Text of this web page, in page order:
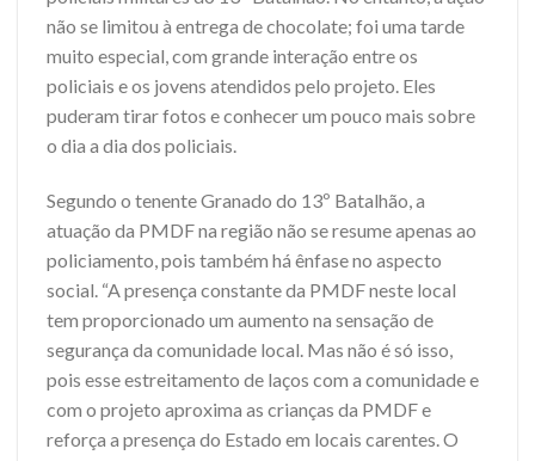
não se limitou à entrega de chocolate; foi uma tarde
muito especial, com grande interação entre os
policiais e os jovens atendidos pelo projeto. Eles
puderam tirar fotos e conhecer um pouco mais sobre
o dia a dia dos policiais.
Segundo o tenente Granado do 13º Batalhão, a
atuação da PMDF na região não se resume apenas ao
policiamento, pois também há ênfase no aspecto
social. “A presença constante da PMDF neste local
tem proporcionado um aumento na sensação de
segurança da comunidade local. Mas não é só isso,
pois esse estreitamento de laços com a comunidade e
com o projeto aproxima as crianças da PMDF e
reforça a presença do Estado em locais carentes. O